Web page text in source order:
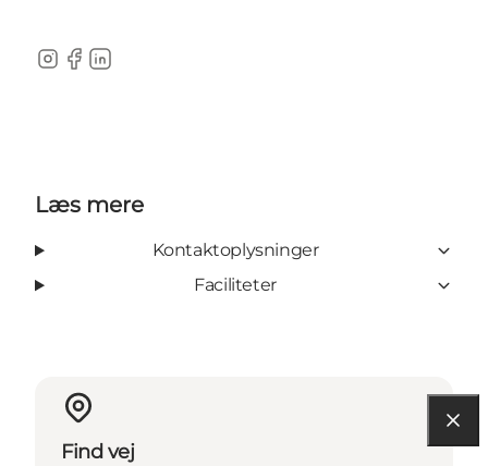
Instagram
Facebook
LinkedIn
Læs mere
Kontaktoplysninger
Faciliteter
Find vej